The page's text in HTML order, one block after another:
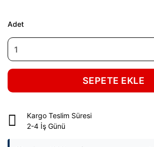
Adet
SEPETE EKLE
Kargo Teslim Süresi
2-4 İş Günü